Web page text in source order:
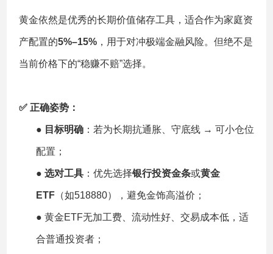
黄金依然是优秀的长期价值储存工具，适合作为家庭资
产配置的5%–15% ，用于对冲极端金融风险。但绝不是
当前价格下的“稳赚不赔”选择。
✅ 正确姿势：
● 目标明确 ：若为长期抗通胀、守底线 → 可小仓位
配置；
● 选对工具 ：优先选择银行投资金条或黄金
ETF （如518880），避免金饰高溢价；
● 黄金ETF无加工费、流动性好、交易成本低，适
合普通投资者；